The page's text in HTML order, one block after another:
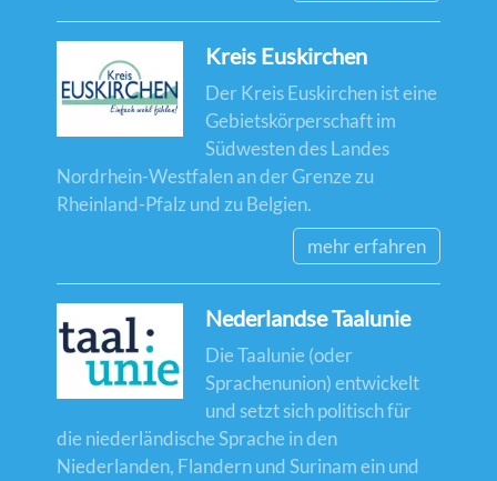
Kreis Euskirchen
Der Kreis Euskirchen ist eine
Gebietskörperschaft im
Südwesten des Landes
Nordrhein-Westfalen an der Grenze zu
Rheinland-Pfalz und zu Belgien.
mehr erfahren
Nederlandse Taalunie
Die Taalunie (oder
Sprachenunion) entwickelt
und setzt sich politisch für
die niederländische Sprache in den
Niederlanden, Flandern und Surinam ein und